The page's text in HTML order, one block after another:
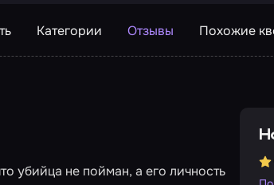
Категории Отзывы Похожие
убийца не пойман, а его личность